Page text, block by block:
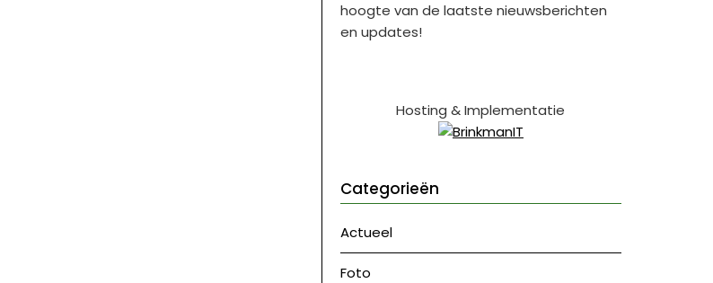
hoogte van de laatste nieuwsberichten
en updates!
Hosting & Implementatie
Categorieën
Actueel
Foto